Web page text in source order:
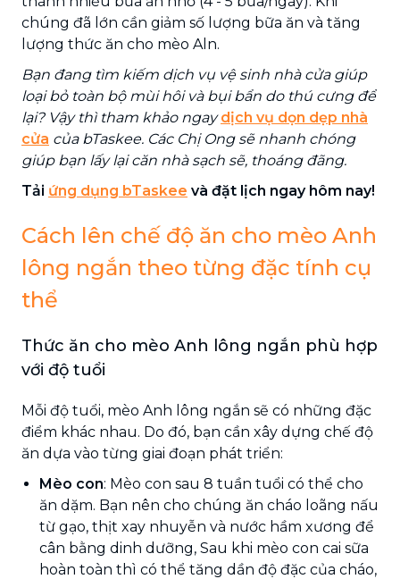
chúng đã lớn cần giảm số lượng bữa ăn và tăng
lượng thức ăn cho mèo Aln.
Bạn đang tìm kiếm dịch vụ vệ sinh nhà cửa giúp
loại bỏ toàn bộ mùi hôi và bụi bẩn do thú cưng để
lại? Vậy thì tham khảo ngaydịch vụ dọn dẹp nhà
cửa của bTaskee. Các Chị Ong sẽ nhanh chóng
giúp bạn lấy lại căn nhà sạch sẽ, thoáng đãng.
Tải ứng dụng bTaskee và đặt lịch ngay hôm nay!
Cách lên chế độ ăn cho mèo Anh
lông ngắn theo từng đặc tính cụ
thể
Thức ăn cho mèo Anh lông ngắn phù hợp
với độ tuổi
Mỗi độ tuổi, mèo Anh lông ngắn sẽ có những đặc
điểm khác nhau. Do đó, bạn cần xây dựng chế độ
ăn dựa vào từng giai đoạn phát triển:
Mèo con: Mèo con sau 8 tuần tuổi có thể cho
ăn dặm. Bạn nên cho chúng ăn cháo loãng nấu
từ gạo, thịt xay nhuyễn và nước hầm xương để
cân bằng dinh dưỡng, Sau khi mèo con cai sữa
hoàn toàn thì có thể tăng dần độ đặc của cháo,